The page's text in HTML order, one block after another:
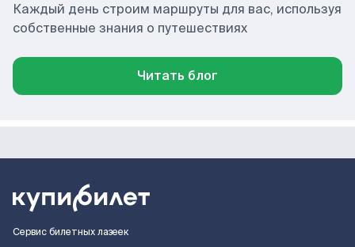
Каждый день строим маршруты для вас, используя
собственные знания о путешествиях
Читать блог
Сервис билетных лазеек